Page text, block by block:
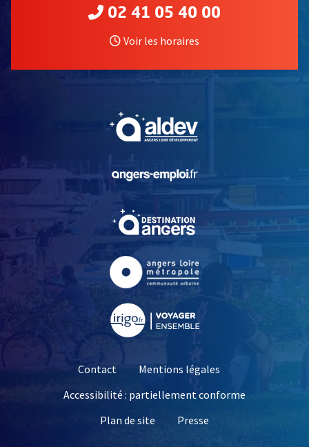
02 41 05 40 00
Voir les horaires
, Ouvre une nouvelle
, Ouvre une nouvelle
Contact
Mentions légales
Accessibilité : partiellement conforme
Plan de site
Presse